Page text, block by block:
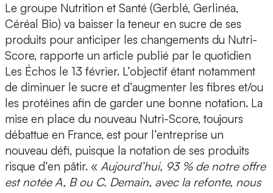
Le groupe Nutrition et Santé (Gerblé, Gerlinéa,
Céréal Bio) va baisser la teneur en sucre de ses
produits pour anticiper les changements du Nutri-
Score, rapporte un article publié par le quotidien
Les Échos le 13 février. L’objectif étant notamment
de diminuer le sucre et d’augmenter les fibres et/ou
les protéines afin de garder une bonne notation. La
mise en place du nouveau Nutri-Score, toujours
débattue en France, est pour l’entreprise un
nouveau défi, puisque la notation de ses produits
risque d’en pâtir. « Aujourd’hui, 93 % de notre offre
est notée A, B ou C. Demain, avec la refonte, nous